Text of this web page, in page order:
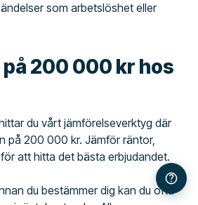
som arbetslöshet eller
200 000 kr hos
du vårt jämförelseverktyg där
på 200 000 kr. Jämför räntor,
att hitta det bästa erbjudandet.
du bestämmer dig kan du ofta